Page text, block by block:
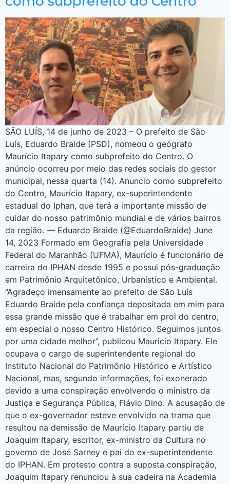
SÃO LUÍS, 14 de junho de 2023 – O prefeito de São
Luís, Eduardo Braide (PSD), nomeou o geógrafo
Maurício Itapary como subprefeito do Centro. O
anúncio ocorreu por meio das redes sociais do gestor
municipal, nessa quarta (14). Anuncio como subprefeito
do Centro, Maurício Itapary, ex-superintendente
estadual do Iphan, que terá a importante missão de
cuidar do nosso patrimônio mundial e de vários bairros
da região. — Eduardo Braide (@EduardoBraide) June
14, 2023 Formado em Geografia pela Universidade
Federal do Maranhão (UFMA), Maurício é funcionário de
carreira do IPHAN desde 1995 e possui pós-graduação
em Patrimônio Arquitetônico, Urbanístico e Ambiental.
“Agradeço imensamente ao prefeito de São Luís
Eduardo Braide pela confiança depositada em mim para
essa grande missão que é trabalhar em prol do centro,
em especial o nosso Centro Histórico. Seguimos juntos
por uma cidade melhor”, publicou Mauricio Itapary. Ele
ocupava o cargo de superintendente regional do
Instituto Nacional do Patrimônio Histórico e Artístico
Nacional, mas, segundo informações, foi exonerado
devido a uma conspiração envolvendo o ministro da
Justiça e Segurança Pública, Flávio Dino. A acusação de
que o ex-governador esteve envolvido na trama que
resultou na demissão de Maurício Itapary partiu de
Joaquim Itapary, escritor, ex-ministro da Cultura no
governo de José Sarney e pai do ex-superintendente
do IPHAN. Em protesto contra a suposta conspiração,
Joaquim Itapary renunciou à sua cadeira na Academia